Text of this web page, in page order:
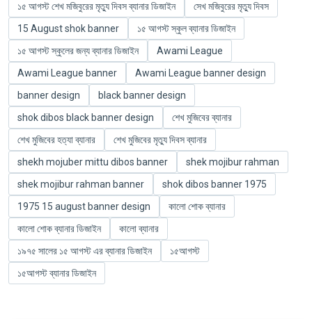
১৫ আগস্ট শেখ মজিবুরের মৃত্যু দিবস ব্যানার ডিজাইন
সেখ মজিবুরের মৃত্যু দিবস
15 August shok banner
১৫ আগস্ট স্কুল ব্যানার ডিজাইন
১৫ আগস্ট স্কুলের জন্য ব্যানার ডিজাইন
Awami League
Awami League banner
Awami League banner design
banner design
black banner design
shok dibos black banner design
শেখ মুজিবের ব্যানার
শেখ মুজিবের হত্যা ব্যানার
শেখ মুজিবের মৃত্যু দিবস ব্যানার
shekh mojuber mittu dibos banner
shek mojibur rahman
shek mojibur rahman banner
shok dibos banner 1975
1975 15 august banner design
কালো শোক ব্যানার
কালো শোক ব্যানার ডিজাইন
কালো ব্যানার
১৯৭৫ সালের ১৫ আগস্ট এর ব্যানার ডিজাইন
১৫আগস্ট
১৫আগস্ট ব্যানার ডিজাইন